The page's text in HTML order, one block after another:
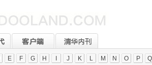
E F G H J K L M N O P Q